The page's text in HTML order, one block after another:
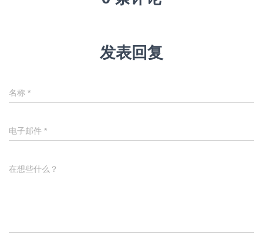
发表回复
名称 *
电子邮件 *
在想些什么？